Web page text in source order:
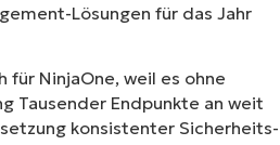
Lösungen für das Jahr
für NinjaOne, weil es ohne
Tausender Endpunkte an weit
konsistenter Sicherheits-